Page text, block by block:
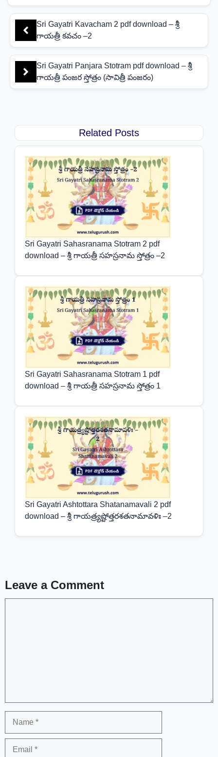
Sri Gayatri Kavacham 2 pdf download – శ్రీ
గాయత్రీ కవచం –2
Sri Gayatri Panjara Stotram pdf download – శ్రీ
గాయత్రీ పంజర స్తోత్రం (సావిత్రీ పంజరం)
Related Posts
Sri Gayatri Sahasranama Stotram 2 pdf
download – శ్రీ గాయత్రీ సహస్రనామ స్తోత్రం –2
Sri Gayatri Sahasranama Stotram 1 pdf
download – శ్రీ గాయత్రీ సహస్రనామ స్తోత్రం 1
Sri Gayatri Ashtottara Shatanamavali 2 pdf
download – శ్రీ గాయత్ర్యష్టోత్తరశతనామావళిః –2
Leave a Comment